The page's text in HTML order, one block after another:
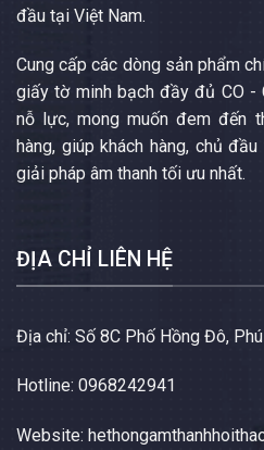
đầu tại Việt Nam.
Cung cấp các dòng sản phẩm
giấy tờ minh bạch đầy đủ CO -
nỗ lực, mong muốn đem đến
hàng, giúp khách hàng, chủ
giải pháp âm thanh tối ưu nhất.
ĐỊA CHỈ LIÊN HỆ
Địa chỉ: Số 8C Phố Hồng Đô,
Hotline: 0968242941
Website: